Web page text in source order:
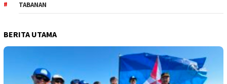
TABANAN
BERITA UTAMA